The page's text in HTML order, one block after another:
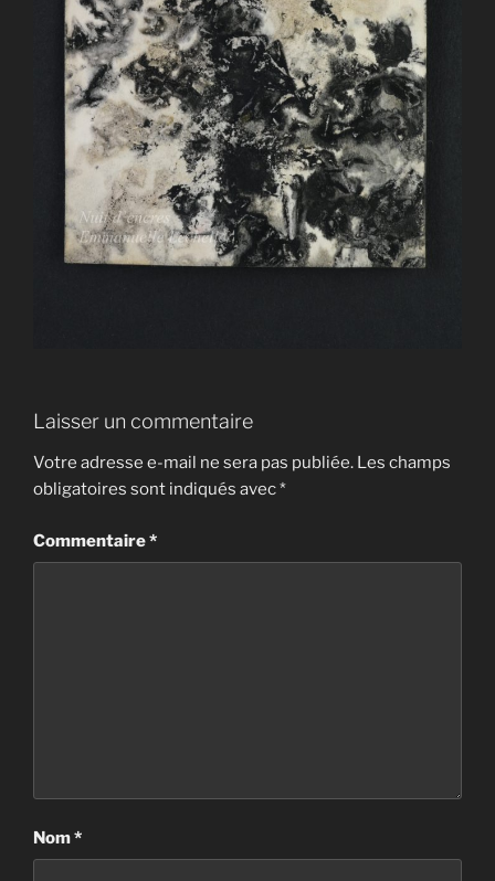
Laisser un commentaire
Votre adresse e-mail ne sera pas publiée. Les champs
obligatoires sont indiqués avec*
Commentaire*
Nom*